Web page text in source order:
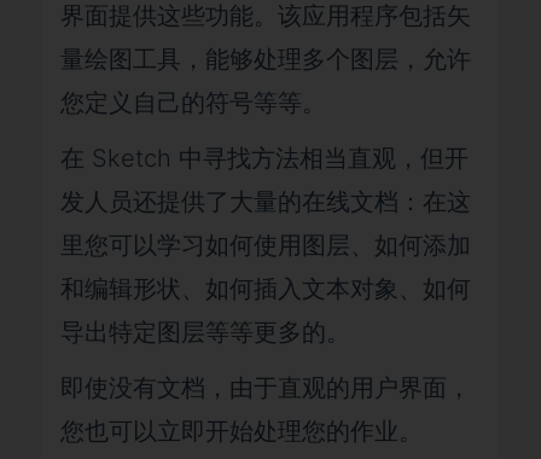
界面提供这些功能。该应用程序包括矢
量绘图工具，能够处理多个图层，允许
您定义自己的符号等等。
在 Sketch 中寻找方法相当直观，但开
发人员还提供了大量的在线文档：在这
里您可以学习如何使用图层、如何添加
和编辑形状、如何插入文本对象、如何
导出特定图层等等更多的。
即使没有文档，由于直观的用户界面，
您也可以立即开始处理您的作业。